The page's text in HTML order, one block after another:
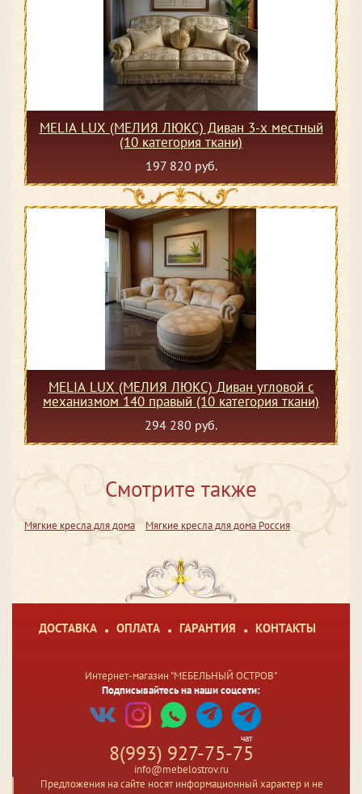
MELIA LUX (МЕЛИЯ ЛЮКС) Диван 3-х местный
(10 категория ткани)
197 820 руб.
MELIA LUX (МЕЛИЯ ЛЮКС) Диван угловой с
механизмом 140 правый (10 категория ткани)
294 280 руб.
Смотрите также
Мягкие кресла для дома Мягкие кресла для дома Россия
ДОСТАВКА ОПЛАТА ГАРАНТИЯ КОНТАКТЫ
Интернет-магазин "МЕБЕЛЬНЫЙ ОСТРОВ"
Подписывайтесь на наши соцсети:
чат
8(993) 927-75-75
info@mebelostrov.ru
Предложения на сайте носят информационный характер и не